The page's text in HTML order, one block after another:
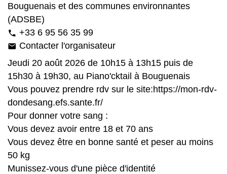
Bouguenais et des communes environnantes
(ADSBE)
phone +33 6 95 56 35 99
email Contacter l'organisateur
Jeudi 20 août 2026 de 10h15 à 13h15 puis de
15h30 à 19h30, au Piano'cktail à Bouguenais
Vous pouvez prendre rdv sur le site:https://mon-rdv-
dondesang.efs.sante.fr/
Pour donner votre sang :
Vous devez avoir entre 18 et 70 ans
Vous devez être en bonne santé et peser au moins
50 kg
Munissez-vous d'une pièce d'identité